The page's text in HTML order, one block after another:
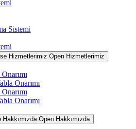
Sistemi
Hizmetlerimiz Open Hizmetlerimiz
Onarımı
Onarımı
Hakkımızda Open Hakkımızda